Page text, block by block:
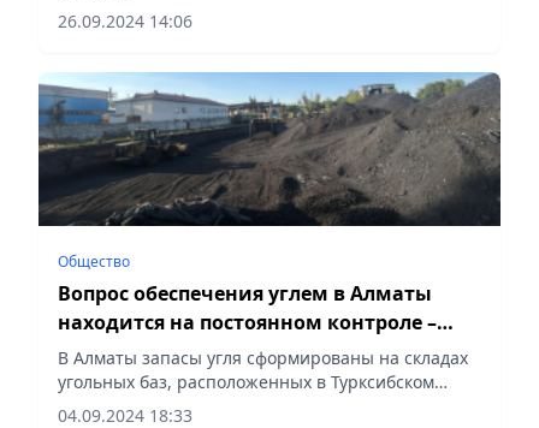
26.09.2024 14:06
Общество
Вопрос обеспечения углем в Алматы
находится на постоянном контроле –
акимат
В Алматы запасы угля сформированы на складах
угольных баз, расположенных в Турксибском
районе, сообщает Vecher.kz.
04.09.2024 18:33